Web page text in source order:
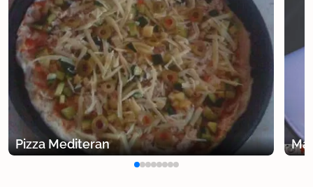
Pizza Mediteran